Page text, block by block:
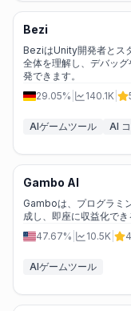
Bezi
BeziはUnity開発者とス
全体を理解し、デバッ
発できます。
29.05%
140.1K
AIゲームツール
Gambo AI
Gamboは、プログラミ
成し、即座に収益化でき
47.67%
10.5K
AIゲームツール